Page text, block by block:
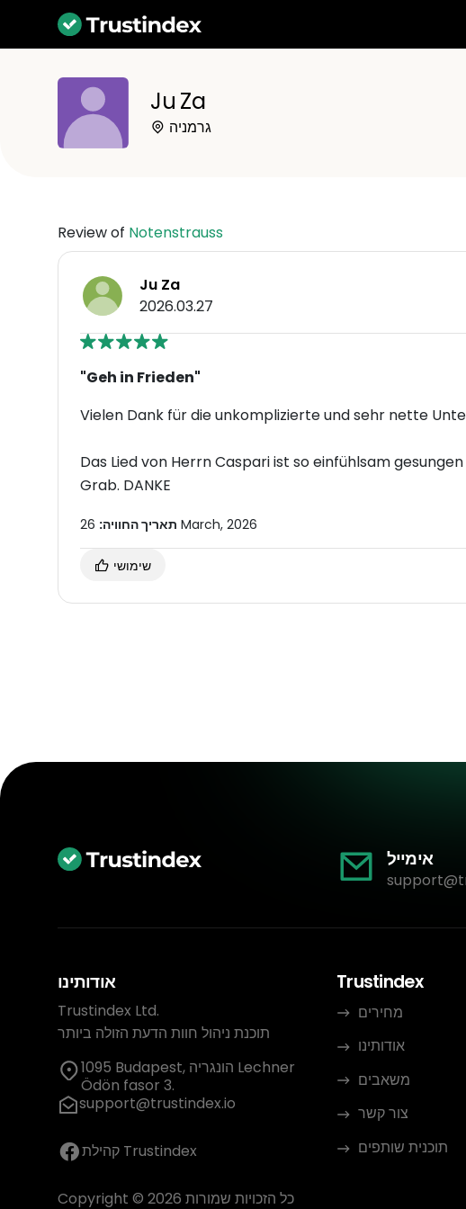
Ju Za
גרמניה
Review of Notenstrauss
Ju Za
2026.03.27
"Geh in Frieden"
Vielen Dank für die unkomplizierte und sehr nette
Das Lied von Herrn Caspari ist so einfühlsam
Grab. DANKE
תאריך החוויה: 26 March, 2026
שימושי
אימייל
אודותינו
Trustindex Ltd.
תוכנת ניהול חוות הדעת הזולה ביותר
1095 Budapest, הונגריה Lechner
Ödön fasor 3.
support@trustindex.io
קהילת Trustindex
Copyright © 2026 כל הזכויות שמורות
Trustindex
מחירים
אודותינו
משאבים
צור קשר
תוכנית שותפים